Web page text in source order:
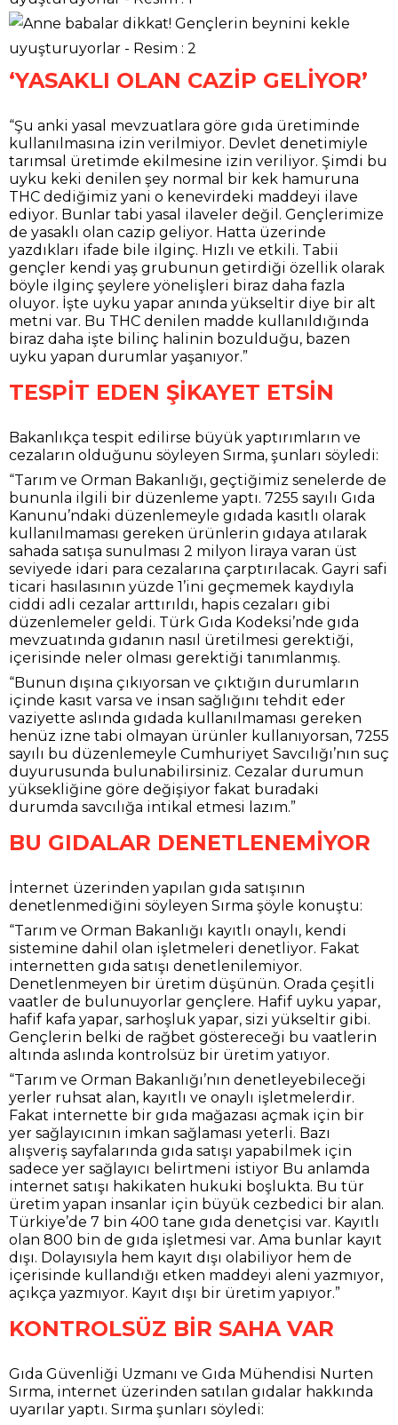
‘YASAKLI OLAN CAZİP GELİYOR’
“Şu anki yasal mevzuatlara göre gıda üretiminde
kullanılmasına izin verilmiyor. Devlet denetimiyle
tarımsal üretimde ekilmesine izin veriliyor. Şimdi bu
uyku keki denilen şey normal bir kek hamuruna
THC dediğimiz yani o kenevirdeki maddeyi ilave
ediyor. Bunlar tabi yasal ilaveler değil. Gençlerimize
de yasaklı olan cazip geliyor. Hatta üzerinde
yazdıkları ifade bile ilginç. Hızlı ve etkili. Tabii
gençler kendi yaş grubunun getirdiği özellik olarak
böyle ilginç şeylere yönelişleri biraz daha fazla
oluyor. İşte uyku yapar anında yükseltir diye bir alt
metni var. Bu THC denilen madde kullanıldığında
biraz daha işte bilinç halinin bozulduğu, bazen
uyku yapan durumlar yaşanıyor.”
TESPİT EDEN ŞİKAYET ETSİN
Bakanlıkça tespit edilirse büyük yaptırımların ve
cezaların olduğunu söyleyen Sırma, şunları söyledi:
“Tarım ve Orman Bakanlığı, geçtiğimiz senelerde de
bununla ilgili bir düzenleme yaptı. 7255 sayılı Gıda
Kanunu’ndaki düzenlemeyle gıdada kasıtlı olarak
kullanılmaması gereken ürünlerin gıdaya atılarak
sahada satışa sunulması 2 milyon liraya varan üst
seviyede idari para cezalarına çarptırılacak. Gayri safi
ticari hasılasının yüzde 1’ini geçmemek kaydıyla
ciddi adli cezalar arttırıldı, hapis cezaları gibi
düzenlemeler geldi. Türk Gıda Kodeksi’nde gıda
mevzuatında gıdanın nasıl üretilmesi gerektiği,
içerisinde neler olması gerektiği tanımlanmış.
“Bunun dışına çıkıyorsan ve çıktığın durumların
içinde kasıt varsa ve insan sağlığını tehdit eder
vaziyette aslında gıdada kullanılmaması gereken
henüz izne tabi olmayan ürünler kullanıyorsan, 7255
sayılı bu düzenlemeyle Cumhuriyet Savcılığı’nın suç
duyurusunda bulunabilirsiniz. Cezalar durumun
yüksekliğine göre değişiyor fakat buradaki
durumda savcılığa intikal etmesi lazım.”
BU GIDALAR DENETLENEMİYOR
İnternet üzerinden yapılan gıda satışının
denetlenmediğini söyleyen Sırma şöyle konuştu:
“Tarım ve Orman Bakanlığı kayıtlı onaylı, kendi
sistemine dahil olan işletmeleri denetliyor. Fakat
internetten gıda satışı denetlenilemiyor.
Denetlenmeyen bir üretim düşünün. Orada çeşitli
vaatler de bulunuyorlar gençlere. Hafif uyku yapar,
hafif kafa yapar, sarhoşluk yapar, sizi yükseltir gibi.
Gençlerin belki de rağbet göstereceği bu vaatlerin
altında aslında kontrolsüz bir üretim yatıyor.
“Tarım ve Orman Bakanlığı’nın denetleyebileceği
yerler ruhsat alan, kayıtlı ve onaylı işletmelerdir.
Fakat internette bir gıda mağazası açmak için bir
yer sağlayıcının imkan sağlaması yeterli. Bazı
alışveriş sayfalarında gıda satışı yapabilmek için
sadece yer sağlayıcı belirtmeni istiyor Bu anlamda
internet satışı hakikaten hukuki boşlukta. Bu tür
üretim yapan insanlar için büyük cezbedici bir alan.
Türkiye’de 7 bin 400 tane gıda denetçisi var. Kayıtlı
olan 800 bin de gıda işletmesi var. Ama bunlar kayıt
dışı. Dolayısıyla hem kayıt dışı olabiliyor hem de
içerisinde kullandığı etken maddeyi aleni yazmıyor,
açıkça yazmıyor. Kayıt dışı bir üretim yapıyor.”
KONTROLSÜZ BİR SAHA VAR
Gıda Güvenliği Uzmanı ve Gıda Mühendisi Nurten
Sırma, internet üzerinden satılan gıdalar hakkında
uyarılar yaptı. Sırma şunları söyledi: